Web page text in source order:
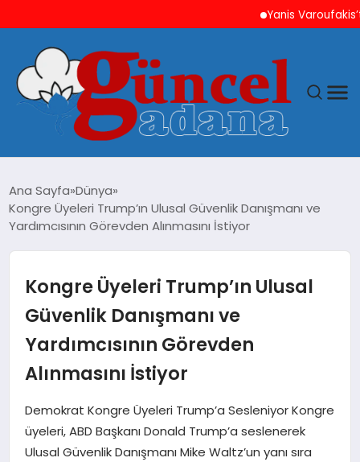
Yanis Varoufakis’ten
GÜNCEL
MAGAZIN
SAĞLIK
TEKNOLOJI
Ana Sayfa Dünya
Kongre Üyeleri Trump’ın Ulusal Güvenlik Danışmanı ve
Yardımcısının Görevden Alınmasını İstiyor
Kongre Üyeleri Trump’ın Ulusal
Güvenlik Danışmanı ve
Yardımcısının Görevden
Alınmasını İstiyor
Demokrat Kongre Üyeleri Trump’a Sesleniyor Kongre
üyeleri, ABD Başkanı Donald Trump’a seslenerek
Ulusal Güvenlik Danışmanı Mike Waltz’un yanı sıra